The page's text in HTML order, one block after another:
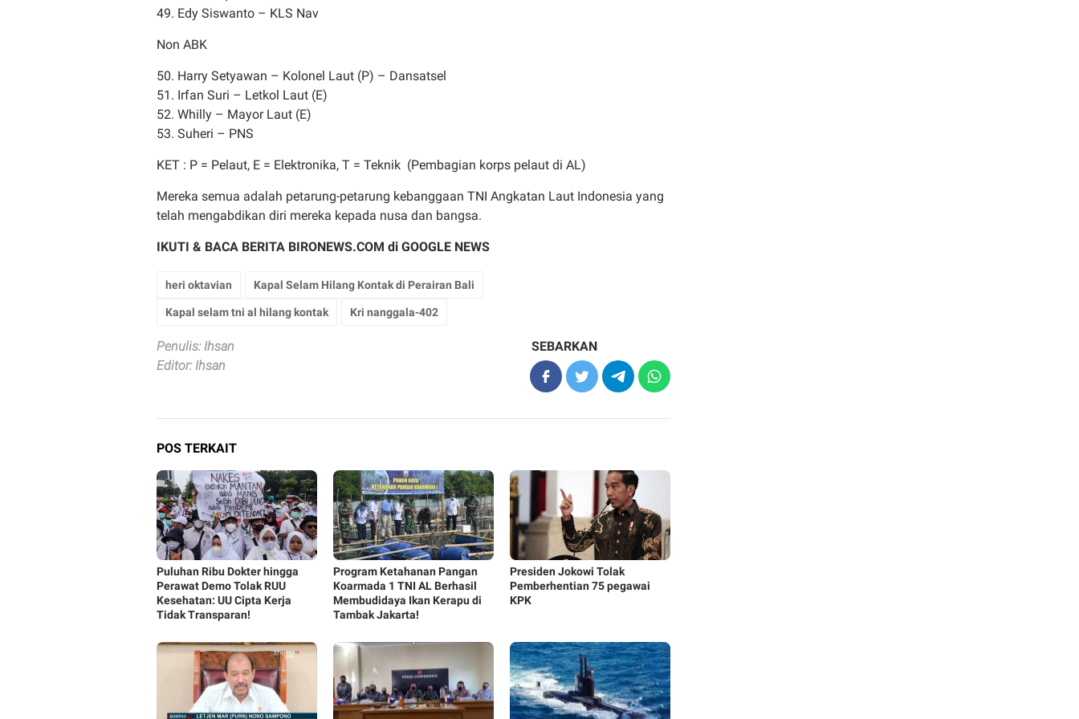
49. Edy Siswanto – KLS Nav
Non ABK
50. Harry Setyawan – Kolonel Laut (P) – Dansatsel
51. Irfan Suri – Letkol Laut (E)
52. Whilly – Mayor Laut (E)
53. Suheri – PNS
KET : P = Pelaut, E = Elektronika, T = Teknik (Pembagian korps pelaut di AL)
Mereka semua adalah petarung-petarung kebanggaan TNI Angkatan Laut Indonesia yang
telah mengabdikan diri mereka kepada nusa dan bangsa.
IKUTI & BACA BERITA BIRONEWS.COM di GOOGLE NEWS
heri oktavian Kapal Selam Hilang Kontak di Perairan Bali
Kapal selam tni al hilang kontak Kri nanggala-402
Penulis: Ihsan
Editor: Ihsan
SEBARKAN
POS TERKAIT
Puluhan Ribu Dokter hingga
Perawat Demo Tolak RUU
Kesehatan: UU Cipta Kerja
Tidak Transparan!
Program Ketahanan Pangan
Koarmada 1 TNI AL Berhasil
Membudidaya Ikan Kerapu di
Tambak Jakarta!
Presiden Jokowi Tolak
Pemberhentian 75 pegawai
KPK